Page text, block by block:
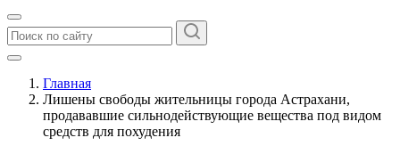
Главная
Лишены свободы жительницы города Астрахани,
продававшие сильнодействующие вещества под видом
средств для похудения